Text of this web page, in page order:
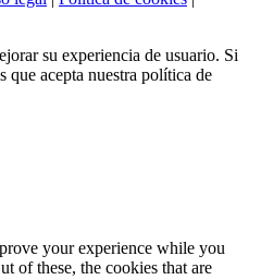
su experiencia de usuario. Si
que acepta nuestra política de
your experience while you
of these, the cookies that are